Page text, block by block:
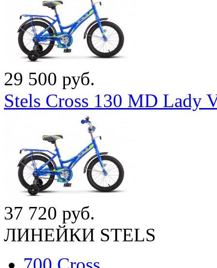
29 500 руб.
Stels Cross 130 MD Lady
37 720 руб.
ЛИНЕЙКИ STELS